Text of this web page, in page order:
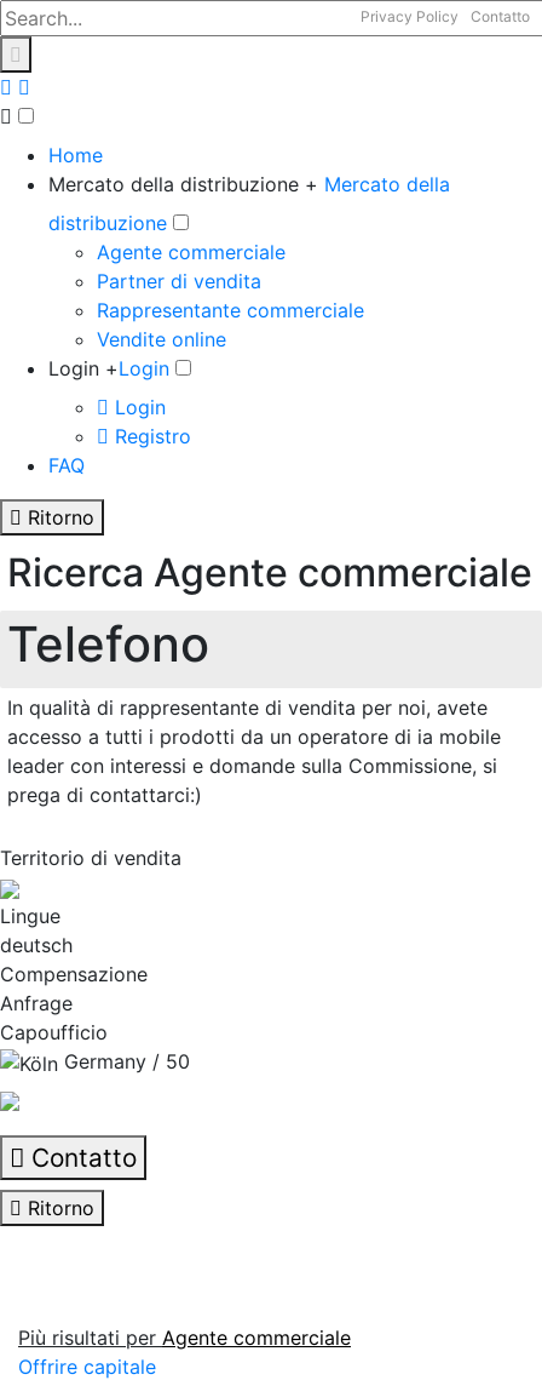
Privacy Policy Contatto
Home
Mercato della distribuzione + Mercato della
distribuzione
Agente commerciale
Partner di vendita
Rappresentante commerciale
Vendite online
Login +Login
Login
Registro
FAQ
Ritorno
Ricerca Agente commerciale
Telefono
In qualità di rappresentante di vendita per noi, avete
accesso a tutti i prodotti da un operatore di ia mobile
leader con interessi e domande sulla Commissione, si
prega di contattarci:)
Territorio di vendita
Lingue
deutsch
Compensazione
Anfrage
Capoufficio
Germany / 50
Contatto
Ritorno
Più risultati per Agente commerciale
Offrire capitale